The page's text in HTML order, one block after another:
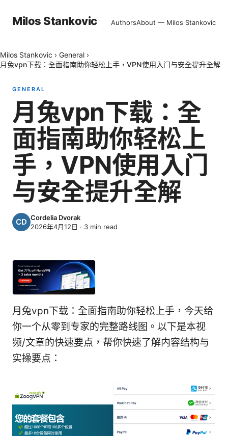
Milos Stankovic AuthorsAbout — Milos Stankovic
Milos Stankovic › General ›
月兔vpn下载：全面指南助你轻松上手，VPN使用入门与安全提升全解
GENERAL
月兔vpn下载：全
面指南助你轻松上
手，VPN使用入门
与安全提升全解
Cordelia Dvorak
2026年4月12日 · 3 min read
月兔vpn下载：全面指南助你轻松上手，今天给
你一个从零到专家的完整路线图。以下是本视
频/文章的快速要点，帮你快速了解内容结构与
实操要点：